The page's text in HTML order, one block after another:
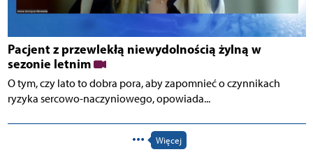
Pacjent z przewlekłą niewydolnością żylną w
sezonie letnim
O tym, czy lato to dobra pora, aby zapomnieć o czynnikach
ryzyka sercowo-naczyniowego, opowiada...
Więcej